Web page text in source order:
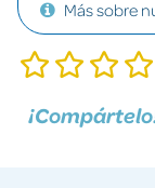
Más sobre